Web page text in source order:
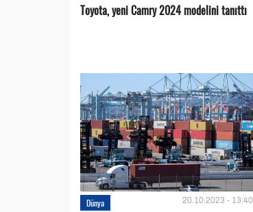
Toyota, yeni Camry 2024 modelini tanıttı
Dünya 20.10.2023 - 13:40